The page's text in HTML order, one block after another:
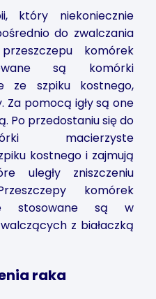
który niekoniecznie
do zwalczania
komórek
są komórki
ze szpiku kostnego,
Za pomocą igły są one
Po przedostaniu się do
macierzyste
kostnego i zajmują
uległy zniszczeniu
komórek
stosowane są w
z białaczką
raka